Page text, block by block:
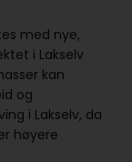
med nye,
i Lakselv
kan
og
i Lakselv, da
høyere